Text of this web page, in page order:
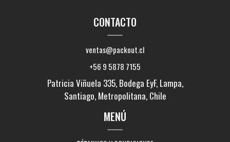
CONTACTO
ventas@packout.cl
+56 9 5878 7155
Patricia Viñuela 335, Bodega EyF, Lampa,
Santiago, Metropolitana, Chile
MENÚ